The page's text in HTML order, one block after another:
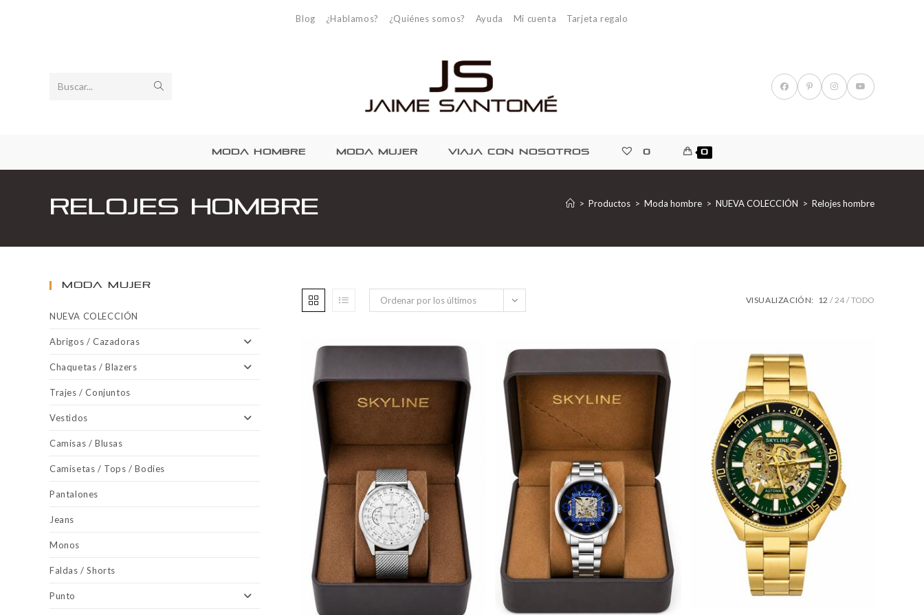
Blog ¿Hablamos? ¿Quiénes somos? Ayuda Mi cuenta Tarjeta regalo
Buscar...
MODA HOMBRE MODA MUJER VIAJA CON NOSOTROS 0 0
Relojes hombre > Productos > Moda hombre > NUEVA COLECCIÓN > Relojes hombre
Ordenar por los últimos VISUALIZACIÓN: 12 24 TODO
MODA MUJER
NUEVA COLECCIÓN
Abrigos / Cazadoras
Chaquetas / Blazers
Trajes / Conjuntos
Vestidos
Camisas / Blusas
Camisetas / Tops / Bodies
Pantalones
Jeans
Monos
Faldas / Shorts
Punto